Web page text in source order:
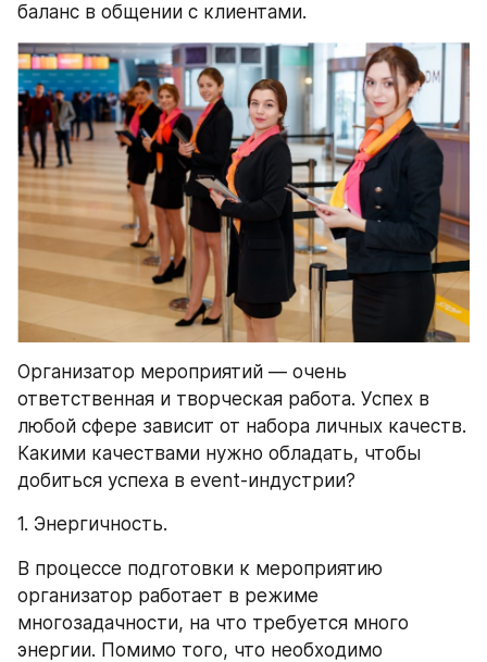
баланс в общении с клиентами.
Организатор мероприятий — очень
ответственная и творческая работа. Успех в
любой сфере зависит от набора личных качеств.
Какими качествами нужно обладать, чтобы
добиться успеха в event-индустрии?
1. Энергичность.
В процессе подготовки к мероприятию
организатор работает в режиме
многозадачности, на что требуется много
энергии. Помимо того, что необходимо